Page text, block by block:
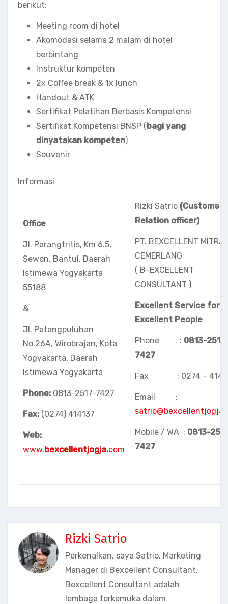
berikut:
Meeting room di hotel
Akomodasi selama 2 malam di hotel
berbintang
Instruktur kompeten
2x Coffee break & 1x lunch
Handout & ATK
Sertifikat Pelatihan Berbasis Kompetensi
Sertifikat Kompetensi BNSP (bagi yang
dinyatakan kompeten)
Souvenir
Informasi
Office
Jl. Parangtritis, Km 6.5,
Sewon, Bantul, Daerah
Istimewa Yogyakarta
55188
&
Jl. Patangpuluhan
No.26A, Wirobrajan, Kota
Yogyakarta, Daerah
Istimewa Yogyakarta
Phone: 0813-2517-7427
Fax: (0274) 414137
Web:
www.bexcellentjogja.com
Rizki Satrio (Customer
Relation officer)
PT. BEXCELLENT MITRA
CEMERLANG
( B-EXCELLENT
CONSULTANT )
Excellent Service for
Excellent People
Phone : 0813-
7427
Fax : 0274 – 414
Email :
Mobile / WA : 0813-
7427
Rizki Satrio
Perkenalkan, saya Satrio, Marketing
Manager di Bexcellent Consultant.
Bexcellent Consultant adalah
lembaga terkemuka dalam